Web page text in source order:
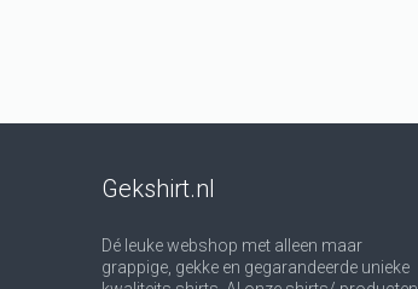
Gekshirt.nl
Dé leuke webshop met alleen maar
grappige, gekke en gegarandeerde unieke